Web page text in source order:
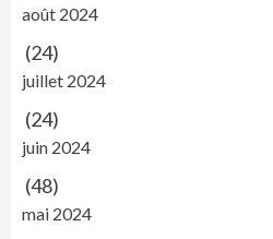
août 2024
(24)
juillet 2024
(24)
juin 2024
(48)
mai 2024